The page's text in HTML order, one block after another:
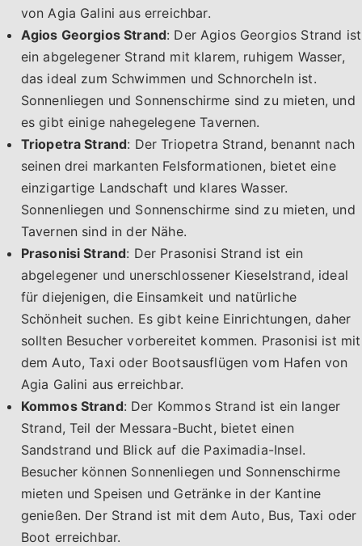
von Agia Galini aus erreichbar.
Agios Georgios Strand: Der Agios Georgios Strand ist
ein abgelegener Strand mit klarem, ruhigem Wasser,
das ideal zum Schwimmen und Schnorcheln ist.
Sonnenliegen und Sonnenschirme sind zu mieten, und
es gibt einige nahegelegene Tavernen.
Triopetra Strand: Der Triopetra Strand, benannt nach
seinen drei markanten Felsformationen, bietet eine
einzigartige Landschaft und klares Wasser.
Sonnenliegen und Sonnenschirme sind zu mieten, und
Tavernen sind in der Nähe.
Prasonisi Strand: Der Prasonisi Strand ist ein
abgelegener und unerschlossener Kieselstrand, ideal
für diejenigen, die Einsamkeit und natürliche
Schönheit suchen. Es gibt keine Einrichtungen, daher
sollten Besucher vorbereitet kommen. Prasonisi ist mit
dem Auto, Taxi oder Bootsausflügen vom Hafen von
Agia Galini aus erreichbar.
Kommos Strand: Der Kommos Strand ist ein langer
Strand, Teil der Messara-Bucht, bietet einen
Sandstrand und Blick auf die Paximadia-Insel.
Besucher können Sonnenliegen und Sonnenschirme
mieten und Speisen und Getränke in der Kantine
genießen. Der Strand ist mit dem Auto, Bus, Taxi oder
Boot erreichbar.